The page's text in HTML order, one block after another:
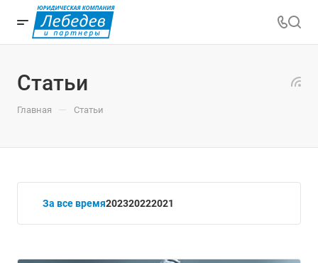
Статьи
Главная — Статьи
За все время202320222021